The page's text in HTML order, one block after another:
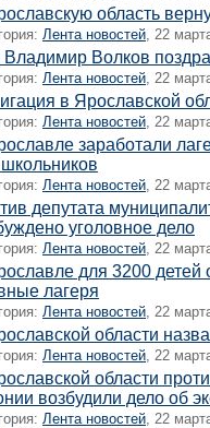
область
Лента новостей, 22
Владимир Волков
Лента новостей, 22
в Ярославской
Лента новостей, 22
заработали
Лента новостей, 22
депутата
уголовное дело
Лента новостей, 22
для 3200 детей
лагеря
Лента новостей, 22
области
Лента новостей, 22
области
возбудили дело об
Лента новостей, 22